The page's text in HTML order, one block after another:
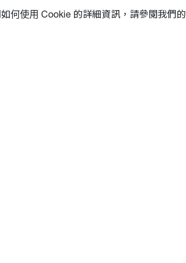
何使用 Cookie 的詳細資訊，請參閱我們的